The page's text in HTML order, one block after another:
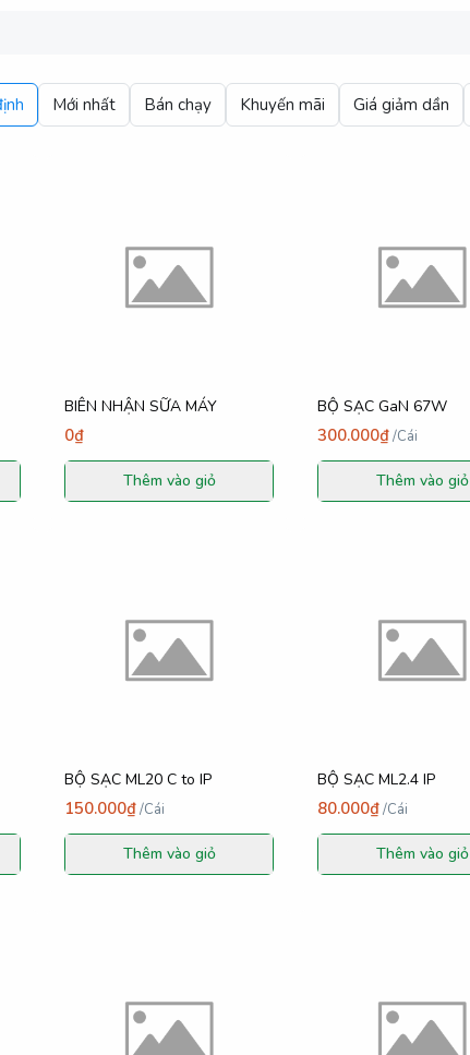
Mới nhất Bán chạy Khuyến mãi Giá giảm dần
BIÊN NHẬN SỮA MÁY
0₫
Thêm vào giỏ
BỘ SẠC GaN 67W
300.000₫/Cái
Thêm vào giỏ
BỘ SẠC ML20 C to IP
150.000₫/Cái
Thêm vào giỏ
BỘ SẠC ML2.4 IP
80.000₫/Cái
Thêm vào giỏ